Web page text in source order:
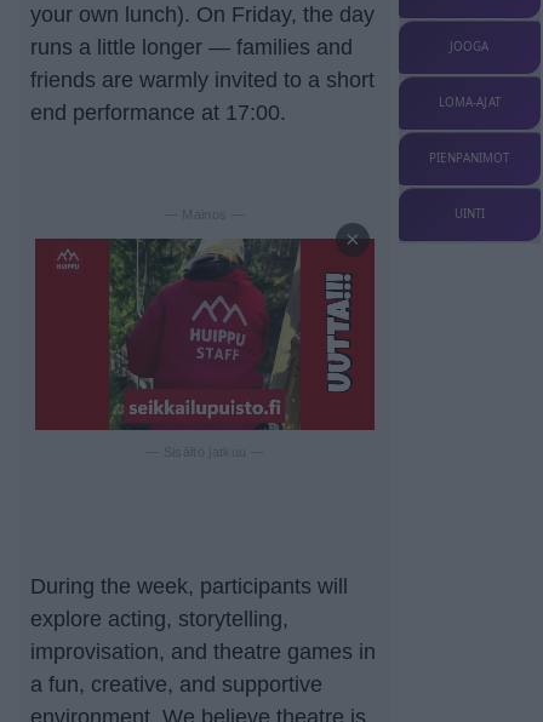
your own lunch). On Friday, the day
runs a little longer — families and
friends are warmly invited to a short
end performance at 17:00.
— Mainos —
×
During the week, participants will
explore acting, storytelling,
improvisation, and theatre games in
a fun, creative, and supportive
JOOGA
LOMA-AJAT
PIENPANIMOT
UINTI